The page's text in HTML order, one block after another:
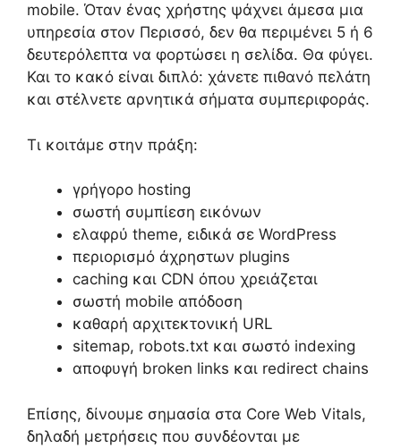
mobile. Όταν ένας χρήστης ψάχνει άμεσα μια
υπηρεσία στον Περισσό, δεν θα περιμένει 5 ή 6
δευτερόλεπτα να φορτώσει η σελίδα. Θα φύγει.
Και το κακό είναι διπλό: χάνετε πιθανό πελάτη
και στέλνετε αρνητικά σήματα συμπεριφοράς.
Τι κοιτάμε στην πράξη:
γρήγορο hosting
σωστή συμπίεση εικόνων
ελαφρύ theme, ειδικά σε WordPress
περιορισμό άχρηστων plugins
caching και CDN όπου χρειάζεται
σωστή mobile απόδοση
καθαρή αρχιτεκτονική URL
sitemap, robots.txt και σωστό indexing
αποφυγή broken links και redirect chains
Επίσης, δίνουμε σημασία στα Core Web Vitals,
δηλαδή μετρήσεις που συνδέονται με